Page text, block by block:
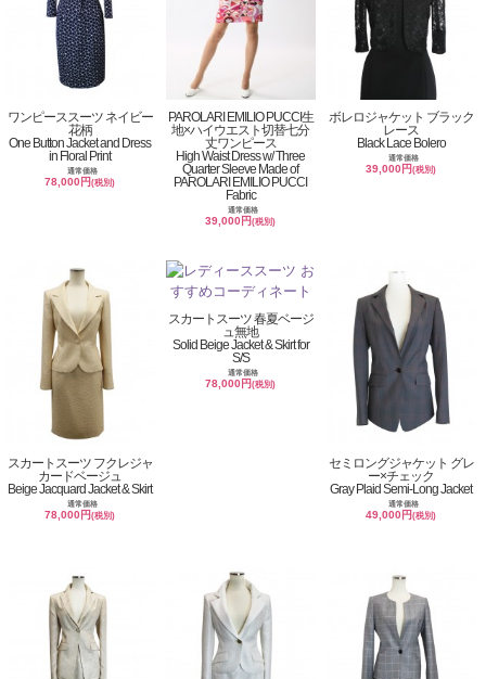
ワンピーススーツ ネイビー
花柄
One Button Jacket and Dress
in Floral Print
通常価格
78,000円(税別)
PAROLARI EMILIO PUCCI生
地×ハイウエスト切替七分
丈ワンピース
High Waist Dress w/ Three
Quarter Sleeve Made of
PAROLARI EMILIO PUCCI
Fabric
通常価格
39,000円(税別)
ボレロジャケット ブラック
レース
Black Lace Bolero
通常価格
39,000円(税別)
スカートスーツ フクレジャ
カードベージュ
Beige Jacquard Jacket & Skirt
通常価格
78,000円(税別)
スカートスーツ 春夏ベージ
ュ無地
Solid Beige Jacket & Skirt for
S/S
通常価格
78,000円(税別)
セミロングジャケット グレ
ー×チェック
Gray Plaid Semi-Long Jacket
通常価格
49,000円(税別)